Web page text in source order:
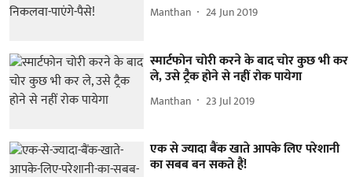
Manthan 24 Jun 2019
स्मार्टफोन चोरी करने के बाद चोर कुछ भी कर
ले, उसे ट्रैक होने से नहीं रोक पायेगा
Manthan 23 Jul 2019
एक से ज्यादा बैंक खाते आपके लिए परेशानी
का सबब बन सकते हैं!